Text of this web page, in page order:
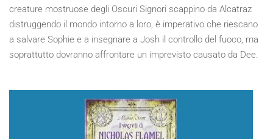
creature mostruose degli Oscuri Signori scappino da Alcatraz
distruggendo il mondo intorno a loro, è imperativo che riescano
a salvare Sophie e a insegnare a Josh il controllo del fuoco, ma
soprattutto dovranno affrontare un imprevisto causato da Dee.